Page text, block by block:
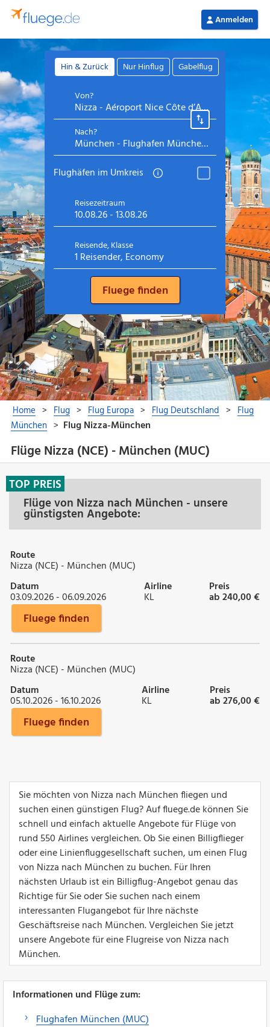
Flüge Nizza (NCE) - München (MUC)
Flüge von Nizza nach München - unsere
günstigsten Angebote:
TOP PREIS
Route
Nizza (NCE) - München (MUC)
Datum
03.09.2026 - 06.09.2026
Airline
KL
Preis
ab 240,00 €
Fluege finden
Route
Nizza (NCE) - München (MUC)
Datum
05.10.2026 - 16.10.2026
Airline
KL
Preis
ab 276,00 €
Fluege finden
Sie möchten von Nizza nach München fliegen und
suchen einen günstigen Flug? Auf fluege.de können Sie
schnell und einfach aktuelle Angebote für Flüge von
rund 550 Airlines vergleichen. Ob Sie einen Billigflieger
oder eine Linienfluggesellschaft suchen, um einen Flug
von Nizza nach München zu buchen. Für Ihren
nächsten Urlaub ist ein Billigflug-Angebot genau das
Richtige für Sie oder Sie suchen nach einem
interessanten Flugangebot für Ihre nächste
Geschäftsreise nach München. Vergleichen Sie jetzt
unsere Angebote für eine Flugreise von Nizza nach
München.
Informationen und Flüge zum:
Flughafen München (MUC)